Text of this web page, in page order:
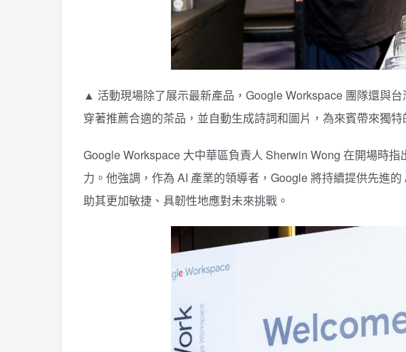
▲ 活動現場除了展示最新產品，Google Workspace 團隊還與
穿著推薦合適的茶品，並自動生成詩詞和圖片，為來賓帶來獨
Google Workspace 大中華區負責人 Sherwin Wong 在開場時
力。他強調，作為 AI 產業的領導者，Google 將持續提供先進
助其更加敏捷、具韌性地應對未來挑戰。